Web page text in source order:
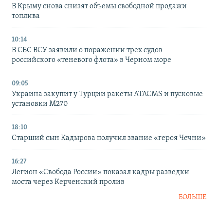
В Крыму снова снизят объемы свободной продажи
топлива
10:14
В СБС ВСУ заявили о поражении трех судов
российского «теневого флота» в Черном море
09:05
Украина закупит у Турции ракеты ATACMS и пусковые
установки M270
18:10
Старший сын Кадырова получил звание «героя Чечни»
16:27
Легион «Свобода России» показал кадры разведки
моста через Керченский пролив
БОЛЬШЕ